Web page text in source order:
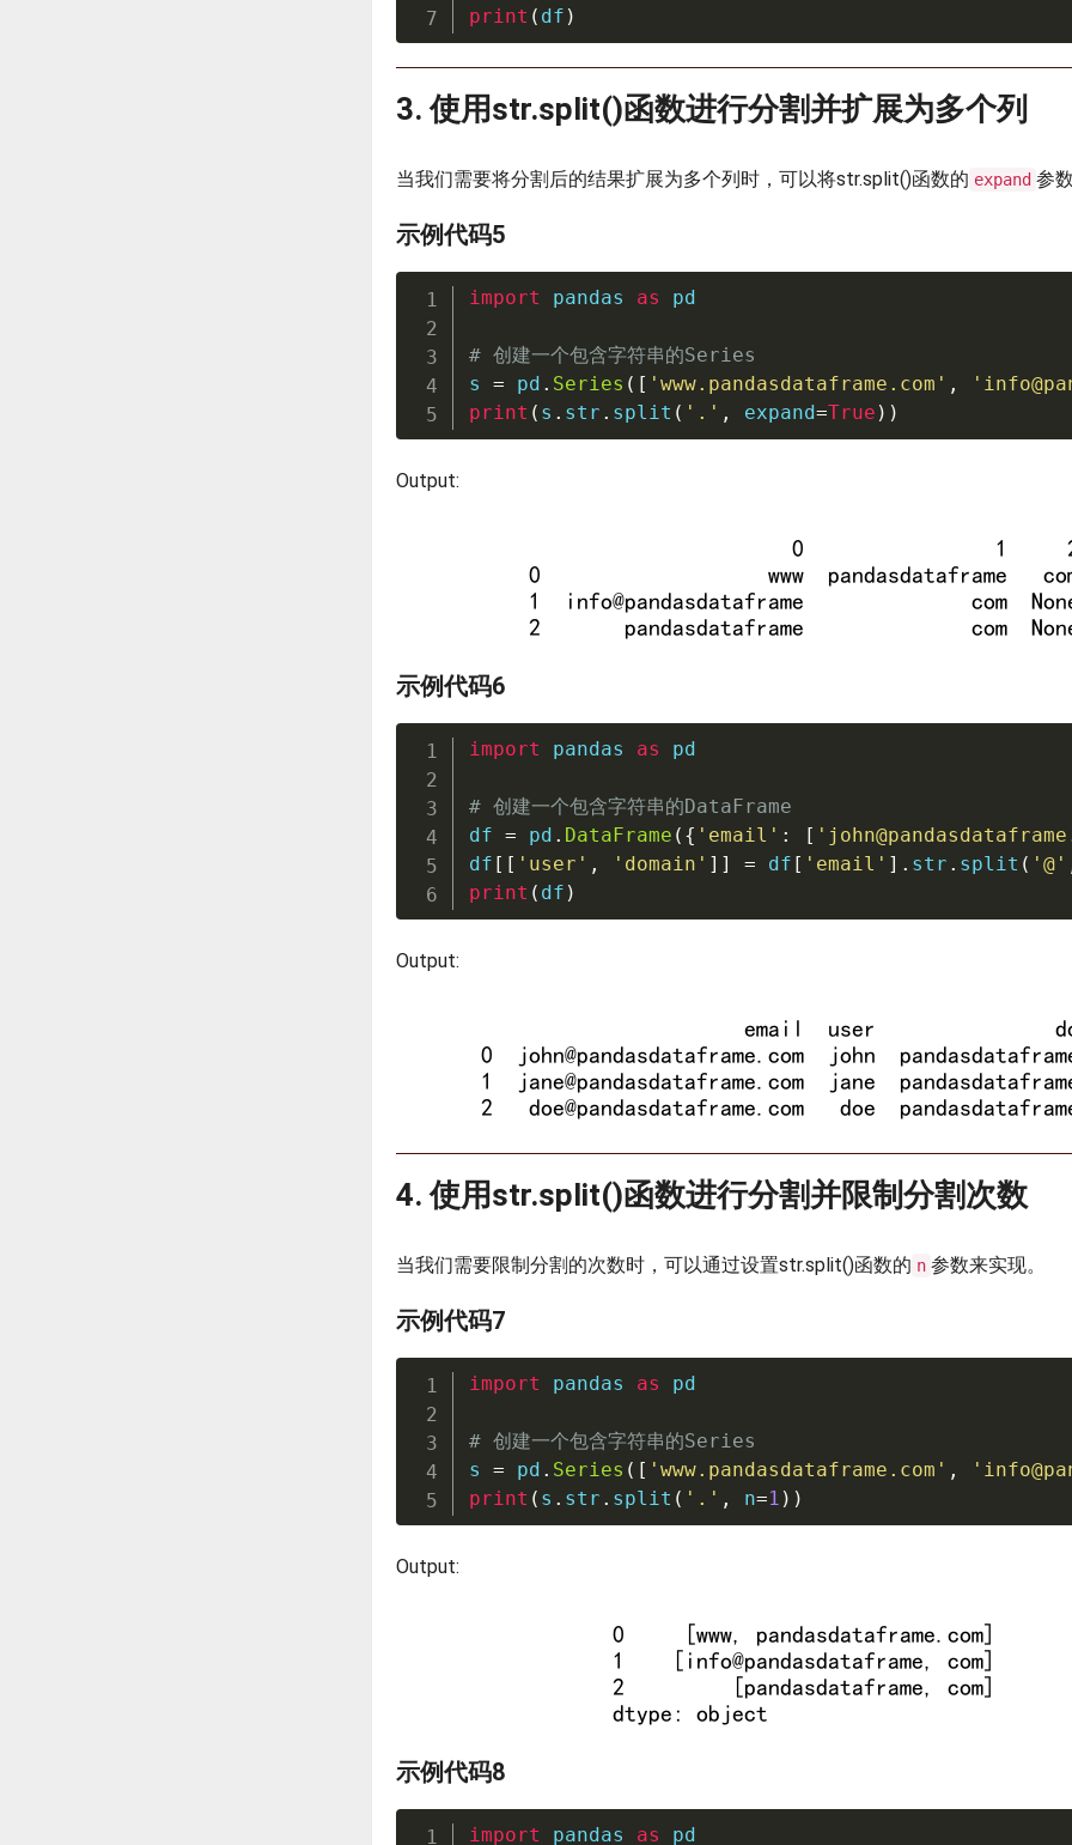
print ( df )
3. 使用str.split()函数进行分割并扩展为多个列
当我们需要将分割后的结果扩展为多个列时，可以将str.split()函数的 expand 参
示例代码5
import pandas as pd
# 创建一个包含字符串的Series
s = pd . Series ( [ 'www.pandasdataframe.com' ,
print ( s . str . split ( '.' , expand=True ) )
Output:
示例代码6
import pandas as pd
# 创建一个包含字符串的DataFrame
df = pd . DataFrame ( { 'email' : [
df [ [ 'user' , 'domain' ] ] = df [ 'email' ] . str . split ( '@'
print ( df )
Output:
4. 使用str.split()函数进行分割并限制分割次数
当我们需要限制分割的次数时，可以通过设置str.split()函数的 n 参数来实现。
示例代码7
import pandas as pd
# 创建一个包含字符串的Series
s = pd . Series ( [ 'www.pandasdataframe.com' ,
print ( s . str . split ( '.' , n=1 ) )
Output:
示例代码8
import pandas as pd